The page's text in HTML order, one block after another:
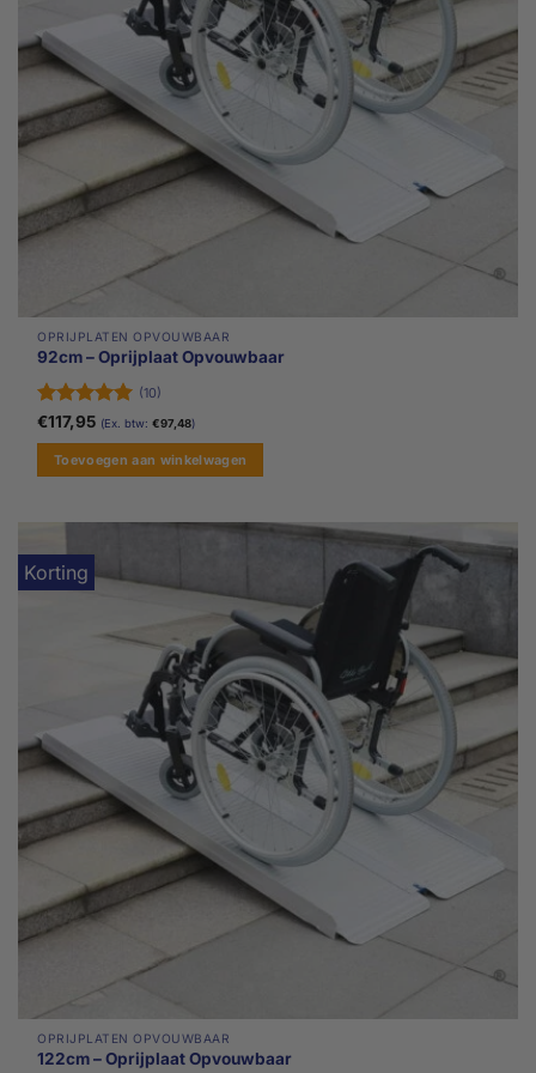
OPRIJPLATEN OPVOUWBAAR
92cm – Oprijplaat Opvouwbaar
Gewaardeerd
5uit 5
(10)
€117,95 (Ex. btw:€97,48)
Toevoegen aan winkelwagen
Korting
OPRIJPLATEN OPVOUWBAAR
122cm – Oprijplaat Opvouwbaar